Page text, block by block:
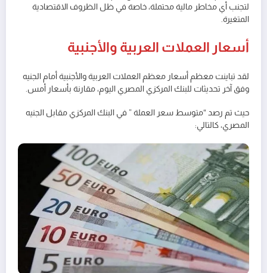
لتجنب أي مخاطر مالية محتملة، خاصة في ظل الظروف الاقتصادية
المتغيرة.
أسعار العملات العربية والأجنبية
لقد تباينت معظم أسعار معظم العملات العربية والأجنبية أمام الجنيه
وفق آخر تحديثات للبنك المركزي المصري اليوم، مقارنة بأسعار أمس.
حيث تم رصد “متوسط سعر العملة ” في البنك المركزي مقابل الجنيه
المصري، كالتالي: